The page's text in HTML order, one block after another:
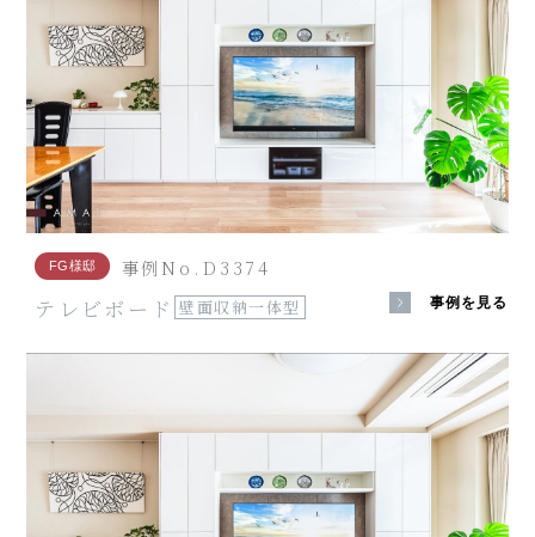
FG様邸 事例No.D3374
テレビボード 壁面収納一体型 事例を見る